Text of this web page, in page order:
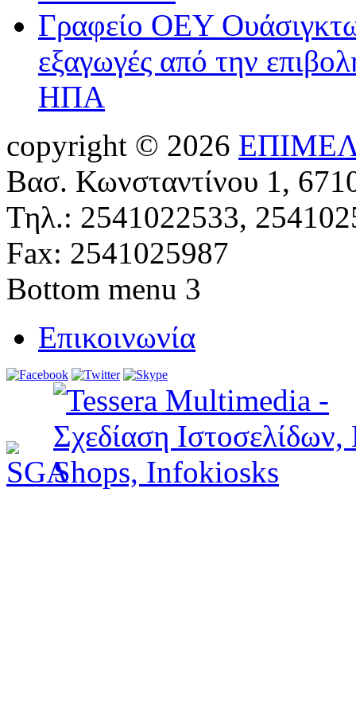
Γραφείο ΟΕΥ
εξαγωγές από την
ΗΠΑ
copyright © 2026
Βασ. Κωνσταντίνου 1,
Τηλ.: 2541022533,
Fax: 2541025987
Bottom menu 3
Επικοινωνία